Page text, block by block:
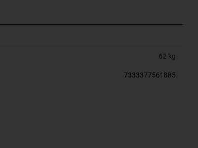
62 kg
7333377561885